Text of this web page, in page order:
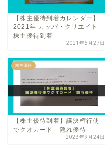
【株主優待到着カレンダー】
2021年 カッパ・クリエイト
株主優待到着
2021年6月27日
株主優待
【株主優待到着】議決権行使
でクオカード 隠れ優待
2023年9月24日